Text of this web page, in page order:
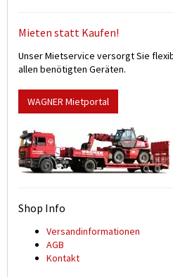
Mieten statt Kaufen!
Unser Mietservice versorgt Sie
allen benötigten Geräten.
WAGNER Mietportal
Shop Info
Versand­informationen
AGB
Kontakt